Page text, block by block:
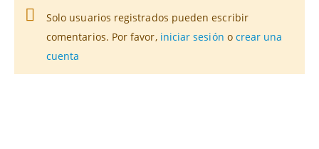
Solo usuarios registrados pueden escribir
comentarios. Por favor, iniciar sesión o crear una
cuenta